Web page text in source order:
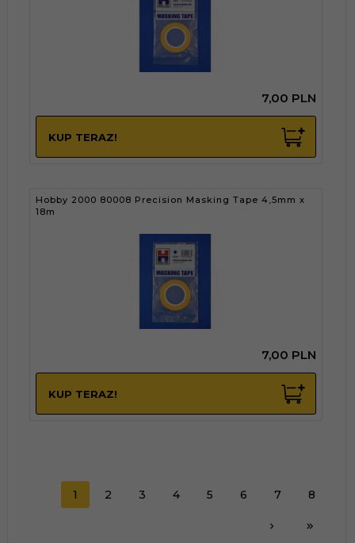
7,00 PLN
KUP TERAZ!
Hobby 2000 80008 Precision Masking Tape 4,5mm x
18m
7,00 PLN
KUP TERAZ!
1 2 3 4 5 6 7 8